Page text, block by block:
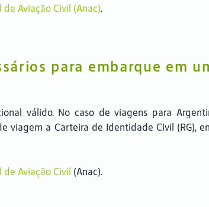
Aviação Civil (Anac).
para embarque em
válido. No caso de viagens para
viagem a Carteira de Identidade Civil (RG),
Aviação Civil (Anac).